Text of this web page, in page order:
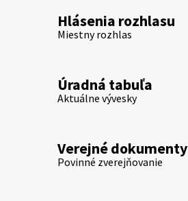
Hlásenia rozhlasu
Miestny rozhlas
Úradná tabuľa
Aktuálne vývesky
Verejné dokumenty
Povinné zverejňovanie